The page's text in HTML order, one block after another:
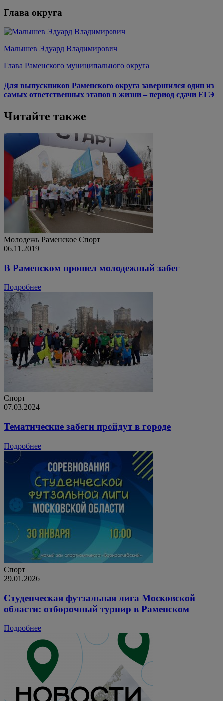
Глава округа
Малышев Эдуард Владимирович
Глава Раменского муниципального округа
Для выпускников Раменского округа завершился один из
самых ответственных этапов в жизни – период сдачи ЕГЭ
Читайте также
Молодежь Раменское Спорт
06.11.2019
В Раменском прошел молодежный забег
Подробнее
Спорт
07.03.2024
Тематические забеги пройдут в городе
Подробнее
Спорт
29.01.2026
Студенческая футзальная лига Московской
области: отборочный турнир в Раменском
Подробнее